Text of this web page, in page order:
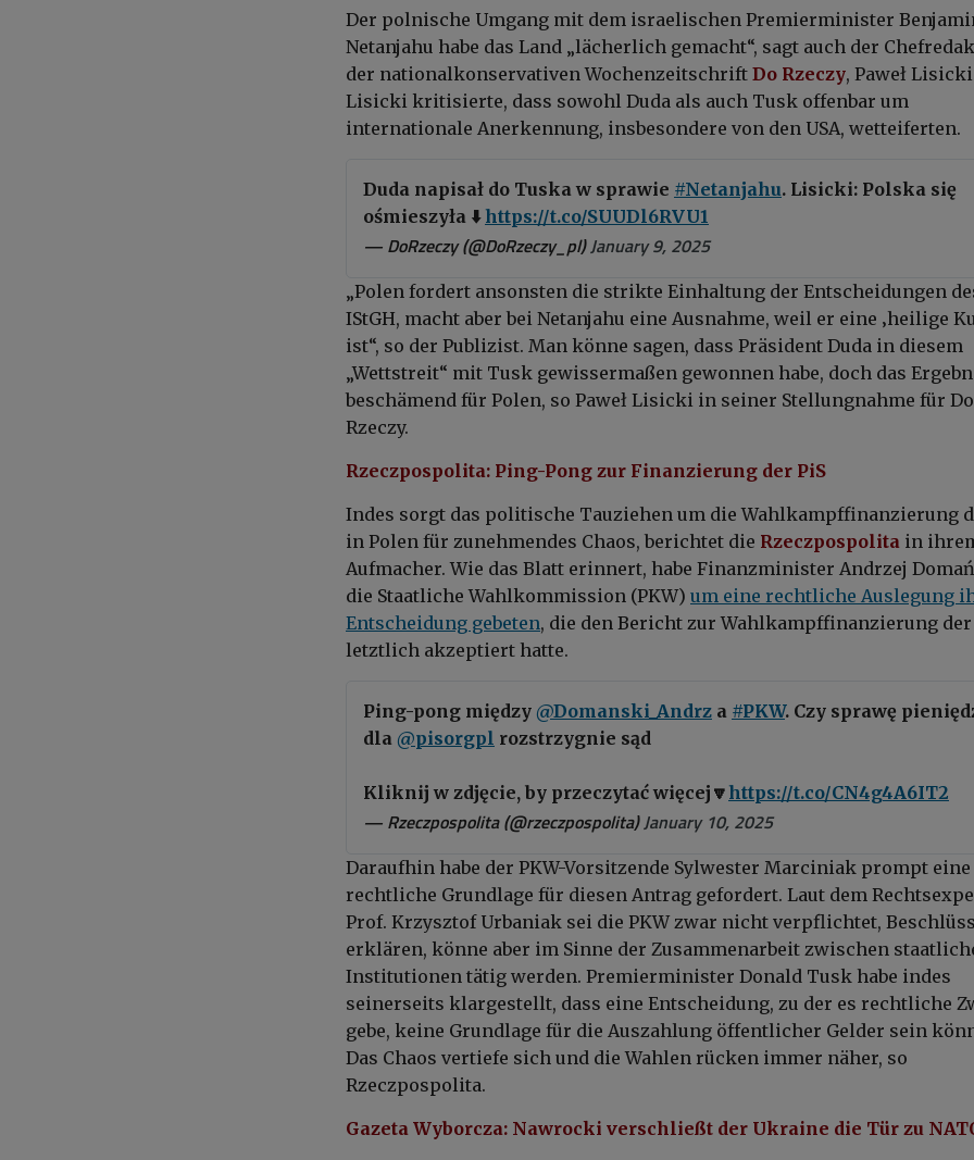
Der polnische Umgang mit dem israelischen Premierminister
Netanjahu habe das Land „lächerlich gemacht“, sagt auch der
der nationalkonservativen Wochenzeitschrift Do Rzeczy, Paweł
Lisicki kritisierte, dass sowohl Duda als auch Tusk offenbar um
internationale Anerkennung, insbesondere von den USA, wetteiferten.
Duda napisał do Tuska w sprawie #Netanjahu. Lisicki: Polska się
ośmieszyła ⬇️https://t.co/SUUDl6RVU1
— DoRzeczy (@DoRzeczy_pl)January 9, 2025
„Polen fordert ansonsten die strikte Einhaltung der Entscheidungen
IStGH, macht aber bei Netanjahu eine Ausnahme, weil er eine ‚heilige
ist“, so der Publizist. Man könne sagen, dass Präsident Duda in diesem
„Wettstreit“ mit Tusk gewissermaßen gewonnen habe, doch das
beschämend für Polen, so Paweł Lisicki in seiner Stellungnahme für Do
Rzeczy.
Rzeczpospolita: Ping-Pong zur Finanzierung der PiS
Indes sorgt das politische Tauziehen um die Wahlkampffinanzierung
in Polen für zunehmendes Chaos, berichtet die Rzeczpospolita in
Aufmacher. Wie das Blatt erinnert, habe Finanzminister Andrzej
die Staatliche Wahlkommission (PKW) um eine rechtliche Auslegung
Entscheidung gebeten, die den Bericht zur Wahlkampffinanzierung der
letztlich akzeptiert hatte.
Ping-pong między @Domanski_Andrz a #PKW. Czy sprawę
dla @pisorgpl rozstrzygnie sąd
Kliknij w zdjęcie, by przeczytać więcej🔽https://t.co/CN4g4A6IT2
— Rzeczpospolita (@rzeczpospolita)January 10, 2025
Daraufhin habe der PKW-Vorsitzende Sylwester Marciniak prompt eine
rechtliche Grundlage für diesen Antrag gefordert. Laut dem
Prof. Krzysztof Urbaniak sei die PKW zwar nicht verpflichtet,
erklären, könne aber im Sinne der Zusammenarbeit zwischen
Institutionen tätig werden. Premierminister Donald Tusk habe indes
seinerseits klargestellt, dass eine Entscheidung, zu der es rechtliche
gebe, keine Grundlage für die Auszahlung öffentlicher Gelder sein
Das Chaos vertiefe sich und die Wahlen rücken immer näher, so
Rzeczpospolita.
Gazeta Wyborcza: Nawrocki verschließt der Ukraine die Tür zu